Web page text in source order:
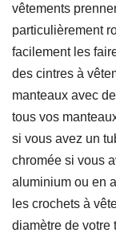
vêtements
particulièrement
facilement les
des cintres à
manteaux avec
tous vos
si vous avez un
chromée si vous
aluminium ou en
les crochets à
diamètre de votre